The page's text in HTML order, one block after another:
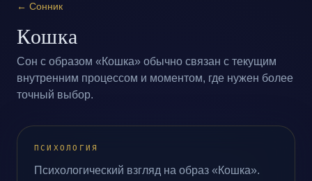
← Сонник
Кошка
Сон с образом «Кошка» обычно связан с текущим
внутренним процессом и моментом, где нужен более
точный выбор.
ПСИХОЛОГИЯ
Психологический взгляд на образ «Кошка».